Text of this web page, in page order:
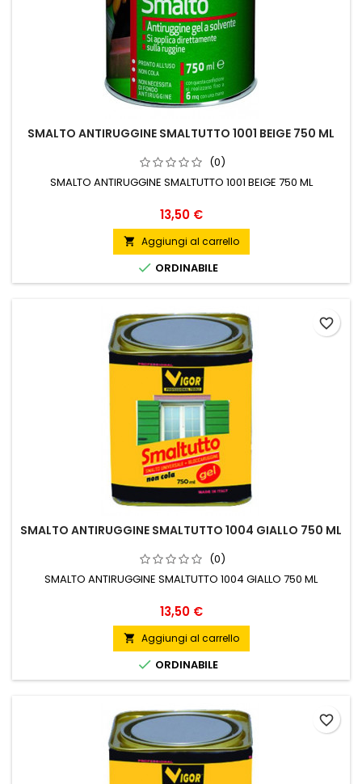
SMALTO ANTIRUGGINE SMALTUTTO 1001 BEIGE 750 ML
(0)
SMALTO ANTIRUGGINE SMALTUTTO 1001 BEIGE 750 ML
Prezzo
13,50 €
 Aggiungi al carrello
 ORDINABILE
SMALTO ANTIRUGGINE SMALTUTTO 1004 GIALLO 750 ML
(0)
SMALTO ANTIRUGGINE SMALTUTTO 1004 GIALLO 750 ML
Prezzo
13,50 €
 Aggiungi al carrello
 ORDINABILE
favorite_border
favorite_border